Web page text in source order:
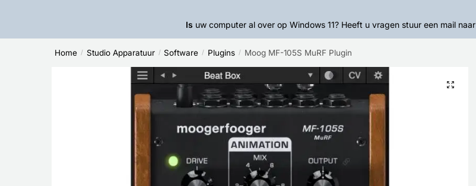
Is uw computer al over op Windows 11? Heeft u vragen stuur een mail naar
Home / Studio Apparatuur / Software / Plugins / Moog MF-105S MuRF Plugin
🔍